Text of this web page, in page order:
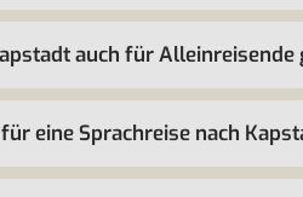
auch für Alleinreisende
eine Sprachreise nach